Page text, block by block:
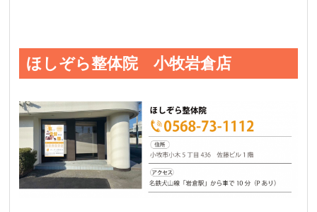
ほしぞら整体院 小牧岩倉店